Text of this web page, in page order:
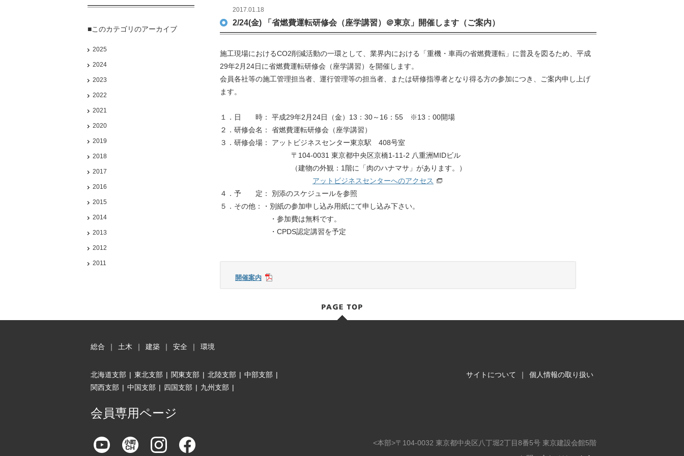
2017.01.18
2/24(金) 「省燃費運転研修会（座学講習）＠東京」開催します（ご案内）
施工現場におけるCO2削減活動の一環として、業界内における「重機・車両の省燃費運転」に普及を図るため、平成
29年2月24日に省燃費運転研修会（座学講習）を開催します。
会員各社等の施工管理担当者、運行管理等の担当者、または研修指導者となり得る方の参加につき、ご案内申し上げ
ます。
１．日 時： 平成29年2月24日（金）13：30～16：55 ※13：00開場
２．研修会名： 省燃費運転研修会（座学講習）
３．研修会場： アットビジネスセンター東京駅 408号室
〒104-0031 東京都中央区京橋1-11-2 八重洲MIDビル
（建物の外観：1階に「肉のハナマサ」があります。）
アットビジネスセンターへのアクセス
４．予 定： 別添のスケジュールを参照
５．その他：・別紙の参加申し込み用紙にて申し込み下さい。
・参加費は無料です。
・CPDS認定講習を予定
開催案内
■このカテゴリのアーカイブ
2025
2024
2023
2022
2021
2020
2019
2018
2017
2016
2015
2014
2013
2012
2011
総合 ｜ 土木 ｜ 建築 ｜ 安全 ｜ 環境
サイトについて ｜ 個人情報の取り扱い
北海道支部 | 東北支部 | 関東支部 | 北陸支部 | 中部支部 |
関西支部 | 中国支部 | 四国支部 | 九州支部 |
会員専用ページ
<本部>〒104-0032 東京都中央区八丁堀2丁目8番5号 東京建設会館5階